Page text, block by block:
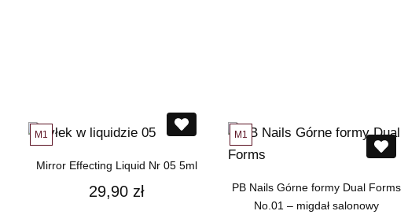
M1
Mirror Effecting Liquid Nr 05 5ml
29,90 zł
M1
PB Nails Górne formy Dual Forms
No.01 – migdał salonowy